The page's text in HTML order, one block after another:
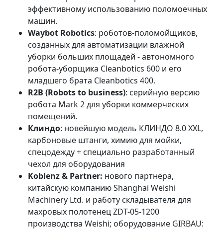
эффективному использованию поломоечных
машин.
Waybot Robotics: роботов-поломойщиков,
созданных для автоматизации влажной
уборки больших площадей - автономного
робота-уборщика Cleanbotics 600 и его
младшего брата Cleanbotics 400.
R2B (Robots to business): серийную версию
робота Mark 2 для уборки коммерческих
помещений.
Клиндо: новейшую модель КЛИНДО 8.0 XXL,
карбоновые штанги, химию для мойки,
спецодежду + специально разработанный
чехол для оборудования
Koblenz & Partner: нового партнера,
китайскую компанию Shanghai Weishi
Machinery Ltd. и работу складывателя для
махровых полотенец ZDT-05-1200
производства Weishi; оборудование GIRBAU: